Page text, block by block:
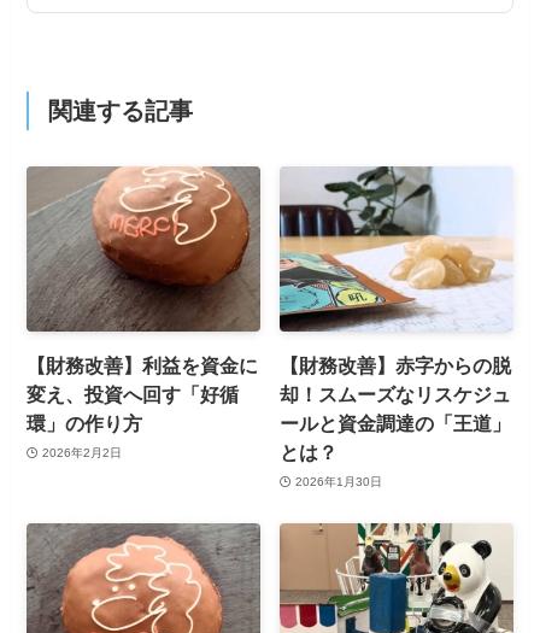
関連する記事
【財務改善】利益を資金に
変え、投資へ回す「好循
環」の作り方
2026年2月2日
【財務改善】赤字からの脱
却！スムーズなリスケジュ
ールと資金調達の「王道」
とは？
2026年1月30日